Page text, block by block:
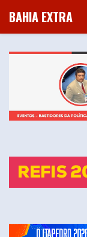
BAHIA EXTRA